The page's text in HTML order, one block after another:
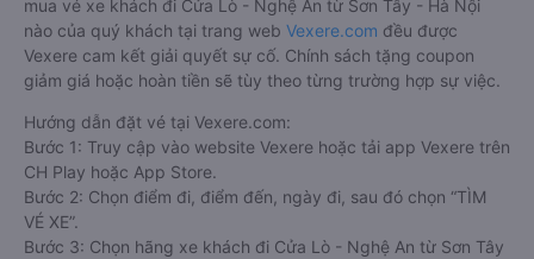
mua vé xe khách đi Cửa Lò - Nghệ An từ Sơn Tây - Hà Nội
nào của quý khách tại trang web Vexere.com đều được
Vexere cam kết giải quyết sự cố. Chính sách tặng coupon
giảm giá hoặc hoàn tiền sẽ tùy theo từng trường hợp sự việc.
Hướng dẫn đặt vé tại Vexere.com:
Bước 1: Truy cập vào website Vexere hoặc tải app Vexere trên
CH Play hoặc App Store.
Bước 2: Chọn điểm đi, điểm đến, ngày đi, sau đó chọn “TÌM
VÉ XE”.
Bước 3: Chọn hãng xe khách đi Cửa Lò - Nghệ An từ Sơn Tây